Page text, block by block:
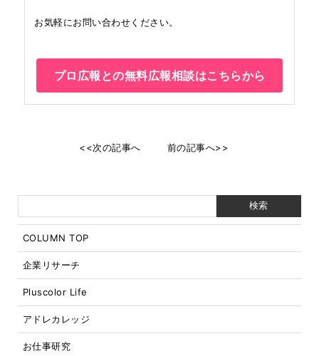
お気軽にお問い合わせください。
プロ広報との無料広報相談はこちらから
<<次の記事へ 前の記事へ>>
COLUMN TOP
企業リサーチ
Pluscolor Life
アドレカレッジ
お仕事研究